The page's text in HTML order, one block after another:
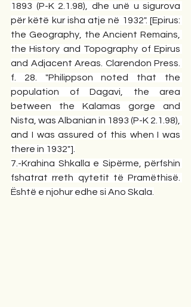
1893 (P-K 2.1.98), dhe unë u sigurova
për këtë kur isha atje në 1932". [Epirus:
the Geography, the Ancient Remains,
the History and Topography of Epirus
and Adjacent Areas. Clarendon Press.
f. 28. "Philippson noted that the
population of Dagavi, the area
between the Kalamas gorge and
Nista, was Albanian in 1893 (P-K 2.1.98),
and I was assured of this when I was
there in 1932"].
7.-Krahina Shkalla e Sipërme, përfshin
fshatrat rreth qytetit të Pramëthisë.
Është e njohur edhe si Ano Skala.